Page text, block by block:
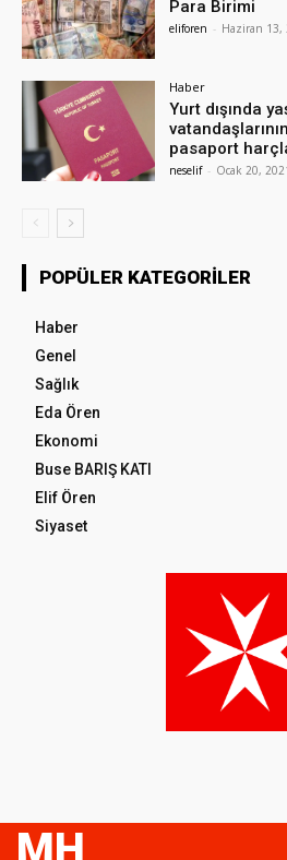
Para Birimi
eliforen - Haziran 13,
Haber
Yurt dışında
pasaport
neselif - Ocak 20,
POPÜLER KATEGORILER
Haber
Genel
Sağlık
Eda Ören
Ekonomi
Buse BARIŞ KATI
Elif Ören
Siyaset
MH